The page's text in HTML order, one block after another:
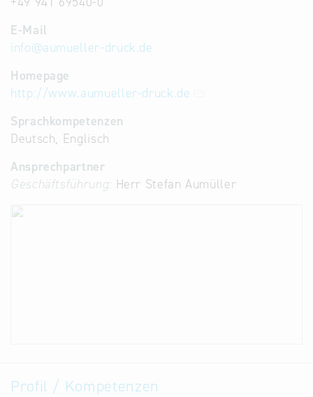
E-Mail
info@aumueller-druck.de
Homepage
http://www.aumueller-druck.de
Sprachkompetenzen
Deutsch, Englisch
Ansprechpartner
Geschäftsführung: Herr Stefan Aumüller
Profil / Kompetenzen